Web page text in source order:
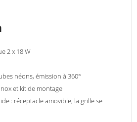
2 x 18 W
néons, émission à 360°
et kit de montage
: réceptacle amovible, la grille se